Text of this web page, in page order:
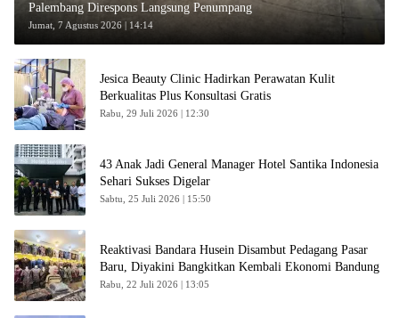
Palembang Direspons Langsung Penumpang
Jumat, 7 Agustus 2026 | 14:14
Jesica Beauty Clinic Hadirkan Perawatan Kulit
Berkualitas Plus Konsultasi Gratis
Rabu, 29 Juli 2026 | 12:30
43 Anak Jadi General Manager Hotel Santika Indonesia
Sehari Sukses Digelar
Sabtu, 25 Juli 2026 | 15:50
Reaktivasi Bandara Husein Disambut Pedagang Pasar
Baru, Diyakini Bangkitkan Kembali Ekonomi Bandung
Rabu, 22 Juli 2026 | 13:05